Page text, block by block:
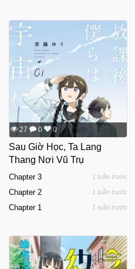
27 0 0
Sau Giờ Học, Ta Lang
Thang Nơi Vũ Trụ
Chapter 3 1 tuần trước
Chapter 2 1 tuần trước
Chapter 1 1 tuần trước